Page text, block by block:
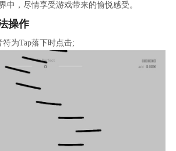
中，尽情享受游戏带来的愉悦感受。
操作
为Tap落下时点击;